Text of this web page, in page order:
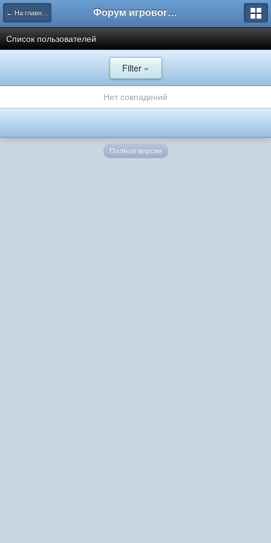
← На главную Форум игрового проекта Riverrise
Список пользователей
Filter »
Нет совпадений
Полная версия